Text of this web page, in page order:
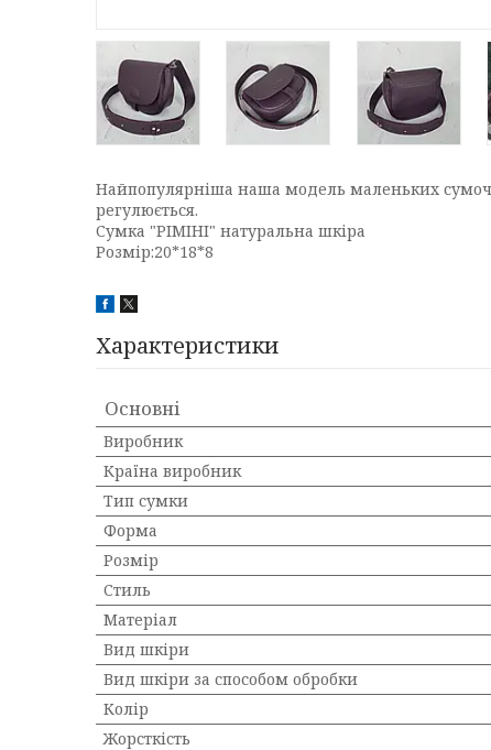
Найпопулярніша наша модель маленьких
регулюється.
Сумка "РІМІНІ" натуральна шкіра
Розмір:20*18*8
Характеристики
Основні
Виробник
Країна виробник
Тип сумки
Форма
Розмір
Стиль
Матеріал
Вид шкіри
Вид шкіри за способом обробки
Колір
Жорсткість